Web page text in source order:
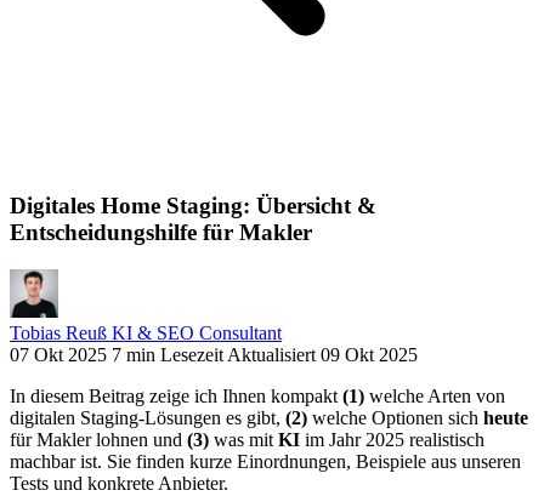
Digitales Home Staging: Übersicht &
Entscheidungshilfe für Makler
Tobias Reuß KI & SEO Consultant
07 Okt 2025 7 min Lesezeit Aktualisiert 09 Okt 2025
In diesem Beitrag zeige ich Ihnen kompakt (1) welche Arten von
digitalen Staging‑Lösungen es gibt, (2) welche Optionen sich heute
für Makler lohnen und (3) was mit KI im Jahr 2025 realistisch
machbar ist. Sie finden kurze Einordnungen, Beispiele aus unseren
Tests und konkrete Anbieter.